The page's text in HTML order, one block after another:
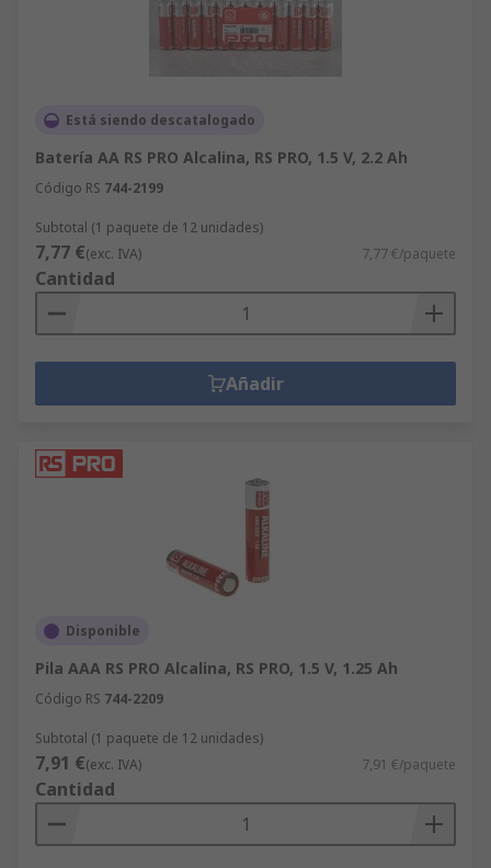
Está siendo descatalogado
Batería AA RS PRO Alcalina, RS PRO, 1.5 V, 2.2 Ah
Código RS 744-2199
Subtotal (1 paquete de 12 unidades)
7,77 €(exc. IVA) 7,77 €/paquete
Cantidad
Añadir
Disponible
Pila AAA RS PRO Alcalina, RS PRO, 1.5 V, 1.25 Ah
Código RS 744-2209
Subtotal (1 paquete de 12 unidades)
7,91 €(exc. IVA) 7,91 €/paquete
Cantidad